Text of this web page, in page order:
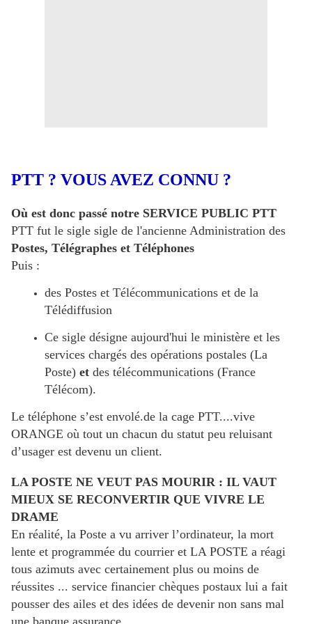
PTT ? VOUS AVEZ CONNU ?
Où est donc passé notre SERVICE PUBLIC PTT
PTT fut le sigle sigle de l'ancienne Administration des
Postes, Télégraphes et Téléphones
Puis :
des Postes et Télécommunications et de la
Télédiffusion
Ce sigle désigne aujourd'hui le ministère et les
services chargés des opérations postales (La
Poste) et des télécommunications (France
Télécom).
Le téléphone s’est envolé.de la cage PTT....vive
ORANGE où tout un chacun du statut peu reluisant
d’usager est devenu un client.
LA POSTE NE VEUT PAS MOURIR : IL VAUT
MIEUX SE RECONVERTIR QUE VIVRE LE
DRAME
En réalité, la Poste a vu arriver l’ordinateur, la mort
lente et programmée du courrier et LA POSTE a réagi
tous azimuts avec certainement plus ou moins de
réussites ... service financier chèques postaux lui a fait
pousser des ailes et des idées de devenir non sans mal